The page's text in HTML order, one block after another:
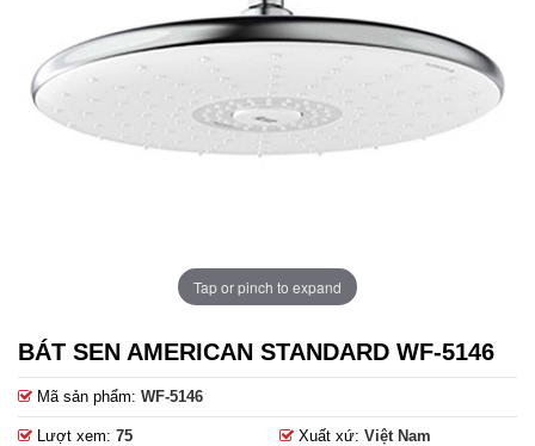
Tap or pinch to expand
BÁT SEN AMERICAN STANDARD WF-5146
Mã sản phẩm: WF-5146
Lượt xem: 75 Xuất xứ: Việt Nam